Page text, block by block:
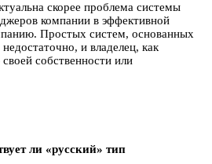
скорее проблема системы
компании в эффективной
Простых систем, основанных
и владелец, как
собственности или
ли «русский» тип